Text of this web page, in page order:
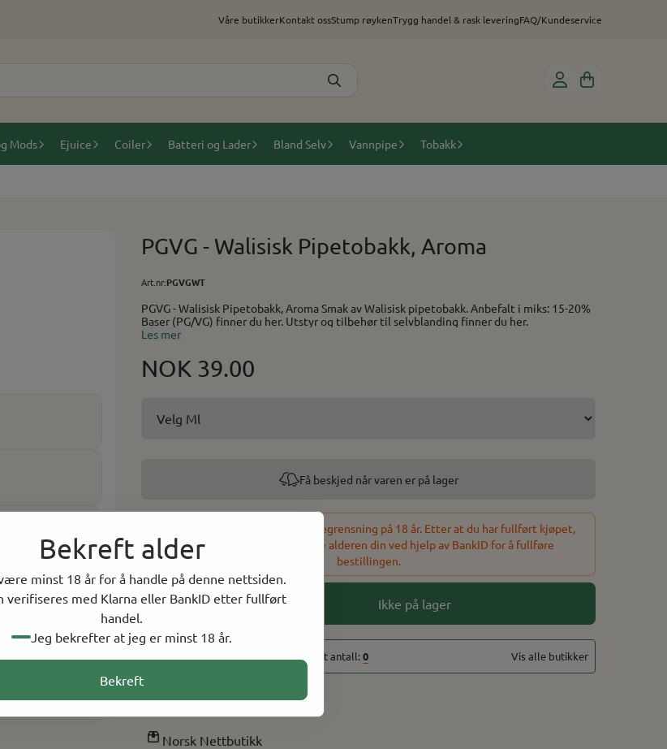
Bekreft alder
minst 18 år for å handle på denne nettsiden.
verifiseres med Klarna eller BankID etter fullført
handel.
Jeg bekrefter at jeg er minst 18 år.
Bekreft
Våre butikkerKontakt ossStump røykenTrygg handel & rask leveringFAQ/Kundeservice
Mods Ejuice Coiler Batteri og Lader Bland Selv Vannpipe Tobakk
PGVG - Walisisk Pipetobakk, Aroma
Art.nr:PGVGWT
PGVG - Walisisk Pipetobakk, Aroma Smak av Walisisk pipetobakk. Anbefalt i miks: 15-20%
Baser (PG/VG) finner du her. Utstyr og tilbehør til selvblanding finner du her.
Les mer
NOK 39.00
Få beskjed når varen er på lager
Dette produktet har en aldersbegrensning på 18 år. Etter at du har fullført kjøpet,
vil du bli bedt om å bekrefte alderen din ved hjelp av BankID for å fullføre
bestillingen.
- + Ikke på lager
butikker, totalt antall:0 Vis alle butikker
Rask levering
Norsk Nettbutikk